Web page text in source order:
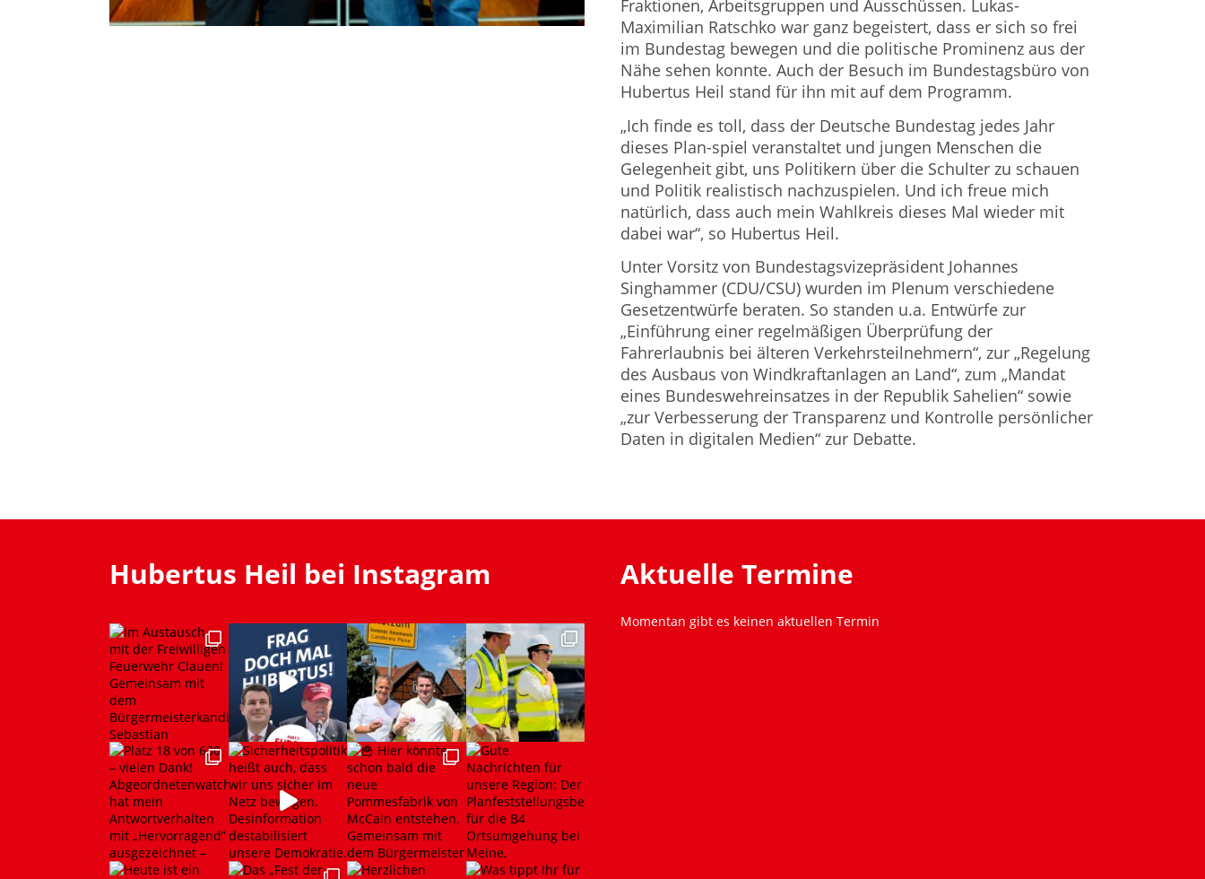
Fraktionen, Arbeitsgruppen und Ausschüssen. Lukas-
Maximilian Ratschko war ganz begeistert, dass er sich so frei
im Bundestag bewegen und die politische Prominenz aus der
Nähe sehen konnte. Auch der Besuch im Bundestagsbüro von
Hubertus Heil stand für ihn mit auf dem Programm.
„Ich finde es toll, dass der Deutsche Bundestag jedes Jahr
dieses Plan-spiel veranstaltet und jungen Menschen die
Gelegenheit gibt, uns Politikern über die Schulter zu schauen
und Politik realistisch nachzuspielen. Und ich freue mich
natürlich, dass auch mein Wahlkreis dieses Mal wieder mit
dabei war“, so Hubertus Heil.
Unter Vorsitz von Bundestagsvizepräsident Johannes
Singhammer (CDU/CSU) wurden im Plenum verschiedene
Gesetzentwürfe beraten. So standen u.a. Entwürfe zur
„Einführung einer regelmäßigen Überprüfung der
Fahrerlaubnis bei älteren Verkehrsteilnehmern“, zur „Regelung
des Ausbaus von Windkraftanlagen an Land“, zum „Mandat
eines Bundeswehreinsatzes in der Republik Sahelien“ sowie
„zur Verbesserung der Transparenz und Kontrolle persönlicher
Daten in digitalen Medien“ zur Debatte.
Hubertus Heil bei Instagram Aktuelle Termine
Momentan gibt es keinen aktuellen Termin